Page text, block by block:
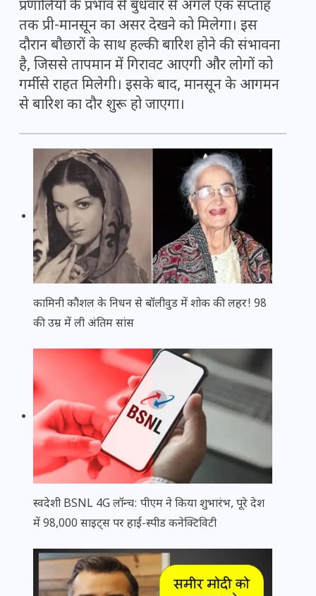
प्रणालियों के प्रभाव से बुधवार से अगले एक सप्ताह
तक प्री-मानसून का असर देखने को मिलेगा। इस
दौरान बौछारों के साथ हल्की बारिश होने की संभावना
है, जिससे तापमान में गिरावट आएगी और लोगों को
गर्मी से राहत मिलेगी। इसके बाद, मानसून के आगमन
से बारिश का दौर शुरू हो जाएगा।
कामिनी कौशल के निधन से बॉलीवुड में शोक की लहर! 98
की उम्र में ली अंतिम सांस
स्वदेशी BSNL 4G लॉन्च: पीएम ने किया शुभारंभ, पूरे देश
में 98,000 साइट्स पर हाई-स्पीड कनेक्टिविटी